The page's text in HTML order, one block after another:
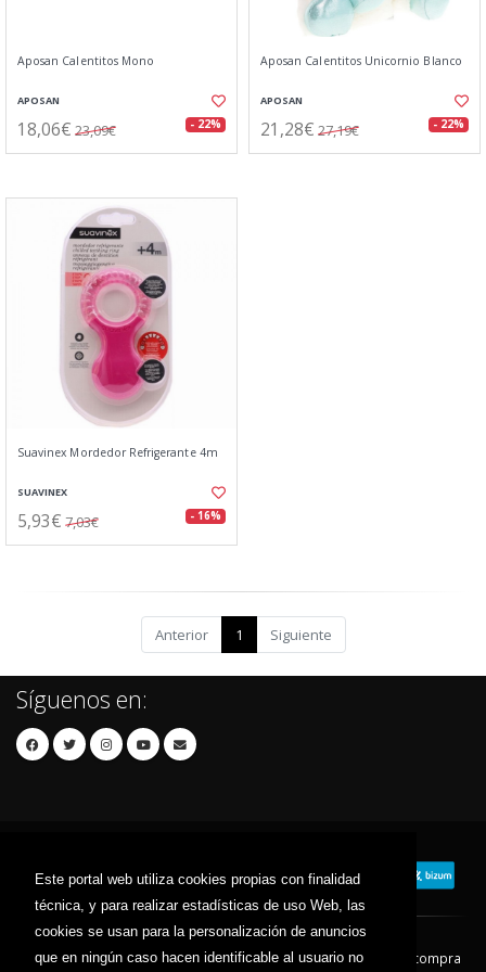
Este portal web utiliza cookies propias con finalidad
técnica, y para realizar estadísticas de uso Web, las
cookies se usan para la personalización de anuncios
que en ningún caso hacen identificable al usuario no
Aposan Calentitos Mono
APOSAN
18,06€ 23,09€ - 22%
Aposan Calentitos Unicornio Blanco
APOSAN
21,28€ 27,19€ - 22%
Suavinex Mordedor Refrigerante 4m
SUAVINEX
5,93€ 7,03€ - 16%
Anterior 1 Siguiente
Síguenos en:
Contacto Aviso Legal Condiciones de compra